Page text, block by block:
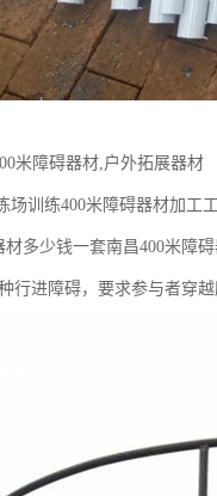
米障碍器材,户外拓展器材
场训练400米障碍器材加
多少钱一套南昌400米障
行进障碍，要求参与者穿